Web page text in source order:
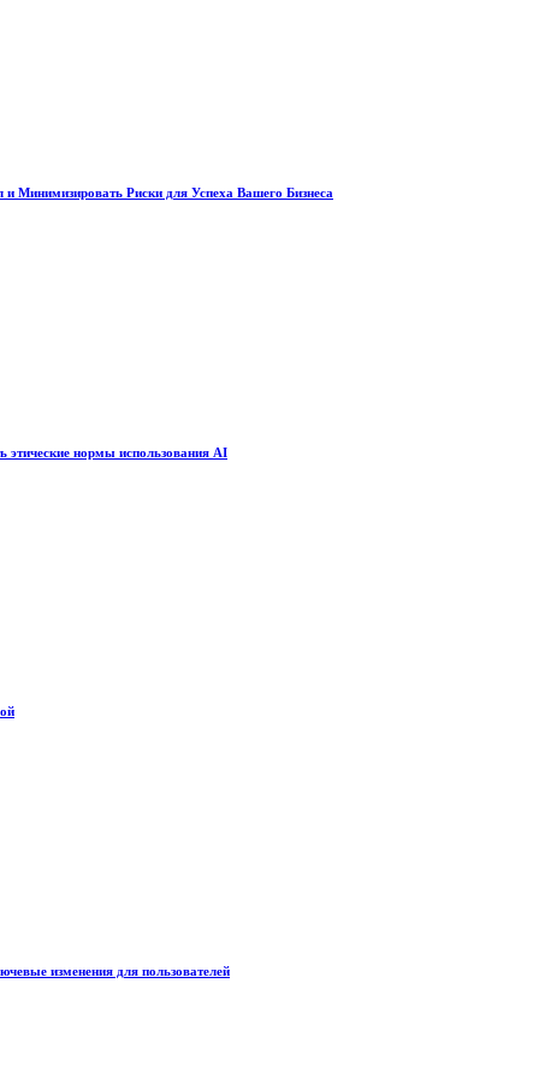
Минимизировать Риски для Успеха Вашего Бизнеса
этические нормы использования AI
изменения для пользователей